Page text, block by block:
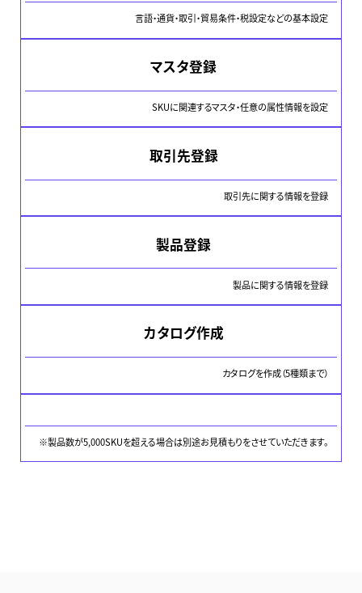
言語・通貨・取引・貿易条件・税設定などの基本設定
マスタ登録
SKUに関連するマスタ・任意の属性情報を設定
取引先登録
取引先に関する情報を登録
製品登録
製品に関する情報を登録
カタログ作成
カタログを作成（5種類まで）
※製品数が5,000SKUを超える場合は別途お見積もりをさせていただきます。